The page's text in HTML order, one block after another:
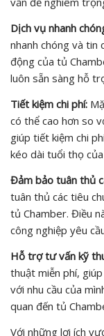
Dịch vụ nhanh
nhanh chóng và tin
động của tủ
luôn sẵn sàng hỗ
Tiết kiệm chi phí:
có thể cao hơn so
giúp tiết kiệm chi
kéo dài tuổi thọ
Đảm bảo tuân thủ
tuân thủ các tiêu
tủ Chamber. Điều
công nghiệp yêu
Hỗ trợ tư vấn kỹ
thuật miễn phí,
với nhu cầu của
quan đến tủ
Với những lợi ích